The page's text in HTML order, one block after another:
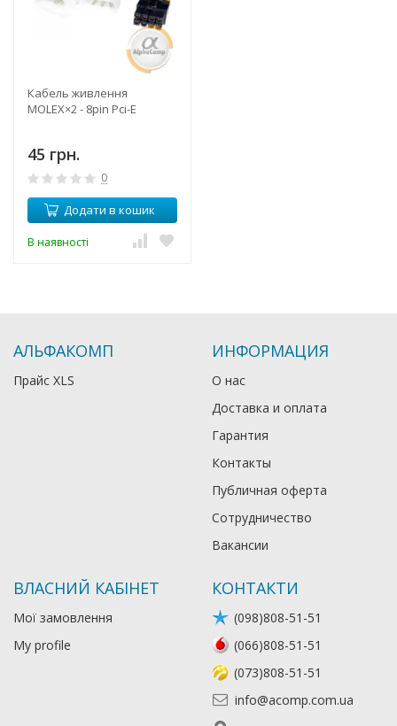
Кабель живлення
MOLEX×2 - 8pin Pci-E
45 грн.
0
Додати в кошик
В наявності
АЛЬФАКОМП
Прайс XLS
ИНФОРМАЦИЯ
О нас
Доставка и оплата
Гарантия
Контакты
Публичная оферта
Сотрудничество
Вакансии
ВЛАСНИЙ КАБІНЕТ
Мої замовлення
My profile
КОНТАКТИ
(098)808-51-51
(066)808-51-51
(073)808-51-51
info@acomp.com.ua